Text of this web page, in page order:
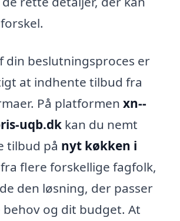
din beslutningsproces er
at indhente tilbud fra
På platformen xn--
uqb.dk kan du nemt
tilbud på nyt køkken i
fra flere forskellige fagfolk,
den løsning, der passer
og dit budget. At